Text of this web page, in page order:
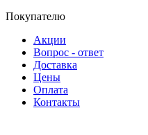
Покупателю
Акции
Вопрос - ответ
Доставка
Цены
Оплата
Контакты